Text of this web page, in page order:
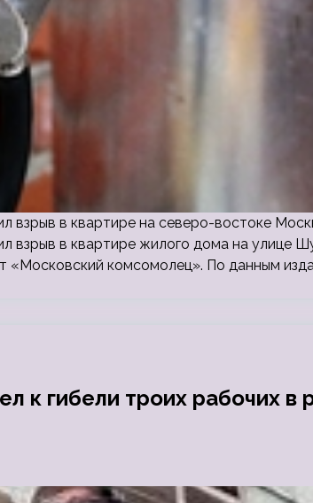
взрыв в квартире на северо-востоке
взрыв в квартире жилого дома на улице
комсомолец». По данным
к гибели троих рабочих в